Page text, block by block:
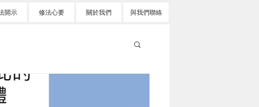
開示 修法心要 關於我們 與我們聯絡